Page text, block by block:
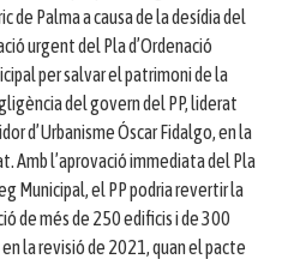
de Palma a causa de la desídia del
urgent del Pla d’Ordenació
per salvar el patrimoni de la
del govern del PP, liderat
d’Urbanisme Óscar Fidalgo, en la
Amb l’aprovació immediata del Pla
Municipal, el PP podria revertir la
de més de 250 edificis i de 300
la revisió de 2021, quan el pacte